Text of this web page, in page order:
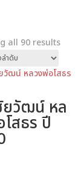
all 90 results
ยวัฒน์ หล
สธร ปี